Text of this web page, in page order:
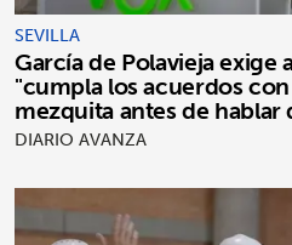
SEVILLA
García de Polavieja exige
"cumpla los acuerdos
mezquita antes de
DIARIO AVANZA